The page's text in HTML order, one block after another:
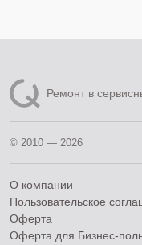
Ремонт в
© 2010 — 2026
О компании
Пользовательское
Оферта
Оферта для Бизнес-